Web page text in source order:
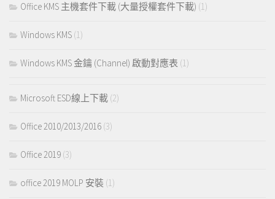
Office KMS 主機套件下載 (大量授權套件下載) (1)
Windows KMS (1)
Windows KMS 金鑰 (Channel) 啟動對應表 (1)
Microsoft ESD線上下載 (2)
Office 2010/2013/2016 (3)
Office 2019 (3)
office 2019 MOLP 安裝 (1)